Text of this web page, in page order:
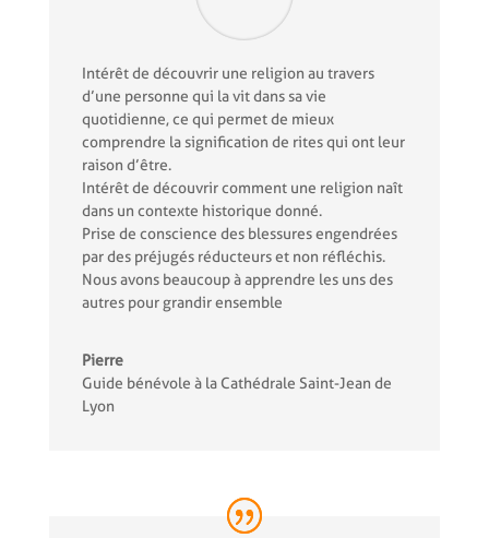
Intérêt de découvrir une religion au travers
d’une personne qui la vit dans sa vie
quotidienne, ce qui permet de mieux
comprendre la signification de rites qui ont leur
raison d’être.
Intérêt de découvrir comment une religion naît
dans un contexte historique donné.
Prise de conscience des blessures engendrées
par des préjugés réducteurs et non réfléchis.
Nous avons beaucoup à apprendre les uns des
autres pour grandir ensemble
Pierre
Guide bénévole à la Cathédrale Saint-Jean de
Lyon